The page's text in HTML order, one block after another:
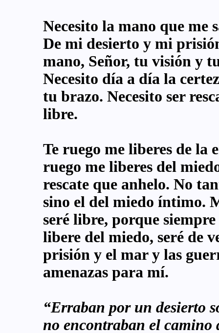
Necesito la mano que me
De mi desierto y mi
mano, Señor, tu visión y
Necesito día a día la
tu brazo. Necesito ser
libre.
Te ruego me liberes de la
ruego me liberes del
rescate que anhelo. No
sino el del miedo íntimo.
seré libre, porque
libere del miedo, seré de
prisión y el mar y las
amenazas para mí.
“Erraban por un desierto
no encontraban el camino